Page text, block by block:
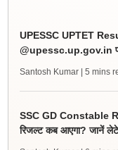
UPESSC UPTET
@upessc.up.gov.in पर
Santosh Kumar | 5 mins
SSC GD Constable
रिजल्ट कब आएगा? जानें